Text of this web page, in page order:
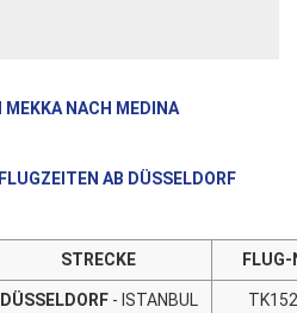
MEKKA NACH MEDINA
AB DÜSSELDORF
STRECKE FLUG-
DÜSSELDORF - ISTANBUL